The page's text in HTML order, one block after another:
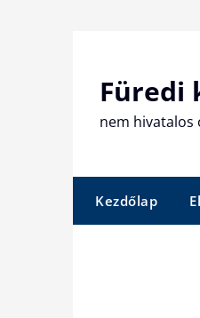
Füredi
nem hivatalos
Kezdőlap